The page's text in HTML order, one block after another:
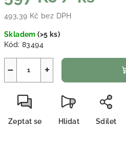
493,39 Kč bez DPH
Skladem(>5 ks)
Kód: 83494
+
−
Zeptat se Hlídat Sdílet